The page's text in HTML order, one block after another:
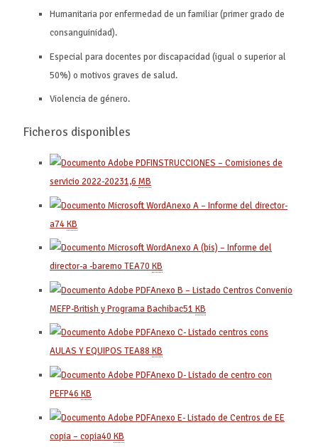
Humanitaria por enfermedad de un familiar (primer grado de
consanguinidad).
Especial para docentes por discapacidad (igual o superior al
50%) o motivos graves de salud.
Violencia de género.
Ficheros disponibles
INSTRUCCIONES – Comisiones de
servicio 2022-20231,6MB
Anexo A – Informe del director-
a74KB
Anexo A (bis) – Informe del
director-a -baremo TEA70KB
Anexo B – Listado Centros Convenio
MEFP-British y Programa Bachibac51KB
Anexo C- Listado centros cons
AULAS Y EQUIPOS TEA88KB
Anexo D- Listado de centro con
PEFP46KB
Anexo E- Listado de Centros de EE
copia – copia40KB